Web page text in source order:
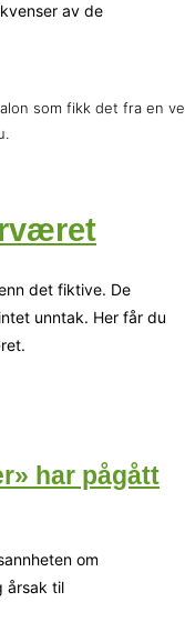
av de
som fikk det fra en
det fiktive. De
unntak. Her får du
har pågått
om
årsak til